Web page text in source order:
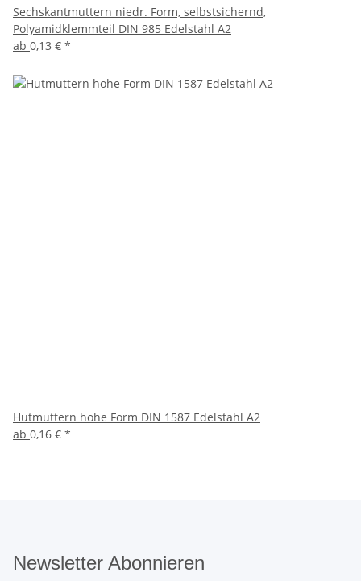
Sechskantmuttern niedr. Form, selbstsichernd,
Polyamidklemmteil DIN 985 Edelstahl A2
ab 0,13 € *
Hutmuttern hohe Form DIN 1587 Edelstahl A2
ab 0,16 € *
Newsletter Abonnieren